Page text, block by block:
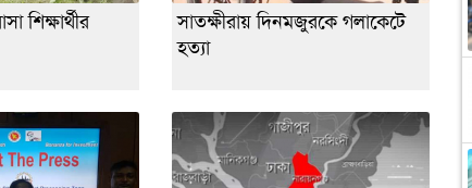
শিক্ষার্থীর
সাতক্ষীরায় দিনমজুরকে গলাকেটে
হত্যা